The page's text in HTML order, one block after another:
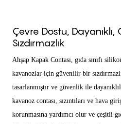
Çevre Dostu, Dayanıklı,
Sızdırmazlık
Ahşap Kapak Contası, gıda sınıfı
kavanozlar için güvenilir bir
tasarlanmıştır ve güvenlik ile
kavanoz contası, sızıntıları ve hava
korunmasına yardımcı olur ve çeşitli